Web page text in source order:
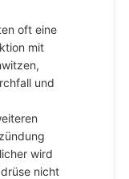
oft eine
mit
und
wird
nicht